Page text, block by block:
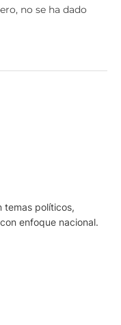
no se ha dado
temas políticos,
enfoque nacional.